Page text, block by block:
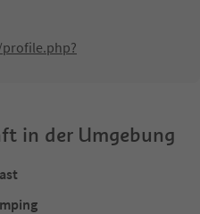
in der Umgebung